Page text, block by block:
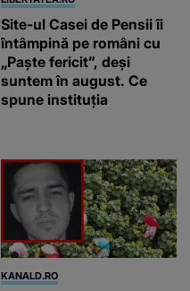
Site-ul Casei de Pensii îi
întâmpină pe români cu
„Paște fericit”, deși
suntem în august. Ce
spune instituția
KANALD.RO